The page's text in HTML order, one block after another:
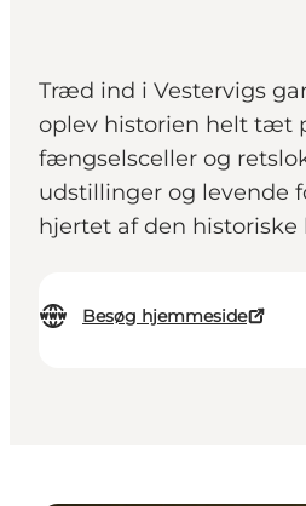
Træd ind i Vestervigs
oplev historien helt tæt
fængselsceller og
udstillinger og levende
hjertet af den historiske
Besøg hjemmeside